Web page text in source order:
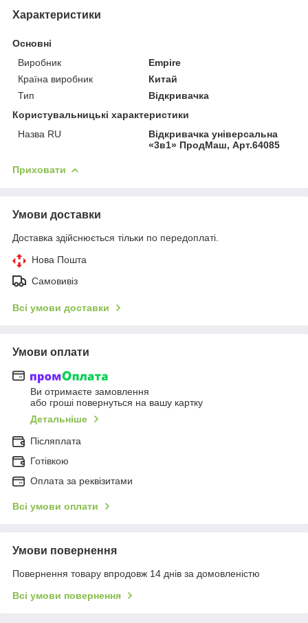
Характеристики
Основні
Виробник
Empire
Країна виробник
Китай
Тип
Відкривачка
Користувальницькі характеристики
Назва RU
Відкривачка універсальна
«3в1» ПродМаш, Арт.64085
Приховати
Умови доставки
Доставка здійснюється тільки по передоплаті.
Нова Пошта
Самовивіз
Всі умови доставки
Умови оплати
Ви отримаєте замовлення
або гроші повернуться на вашу картку
Детальніше
Післяплата
Готівкою
Оплата за реквізитами
Всі умови оплати
Умови повернення
Повернення товару впродовж 14 днів за домовленістю
Всі умови повернення